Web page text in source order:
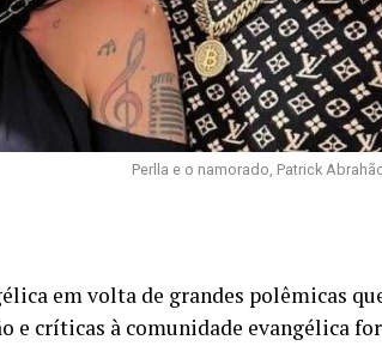
Perlla e o namorado, Patrick
em volta de grandes polêmicas
e críticas à comunidade evangélica